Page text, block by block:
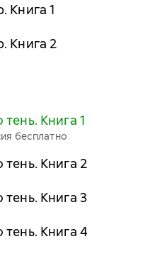
Книга 1
Книга 2
Книга 1
бесплатно
Книга 2
Книга 3
Книга 4